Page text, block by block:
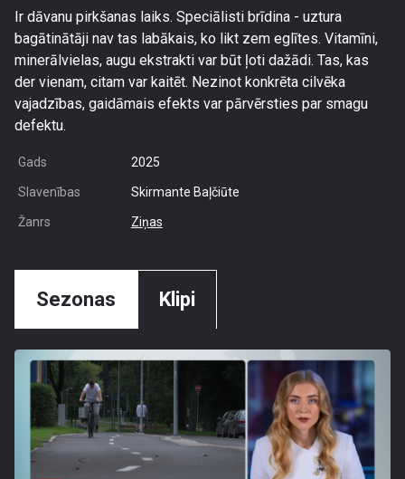
Ir dāvanu pirkšanas laiks. Speciālisti brīdina - uztura
bagātinātāji nav tas labākais, ko likt zem eglītes. Vitamīni,
minerālvielas, augu ekstrakti var būt ļoti dažādi. Tas, kas
der vienam, citam var kaitēt. Nezinot konkrēta cilvēka
vajadzības, gaidāmais efekts var pārvērsties par smagu
defektu.
Gads 2025
Slavenības Skirmante Baļčiūte
Žanrs Ziņas
Sezonas Klipi